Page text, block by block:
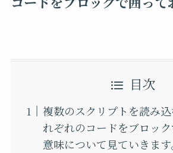
目次
複数のスクリプトを読み
れぞれのコードをブロック
意味について見ていきます